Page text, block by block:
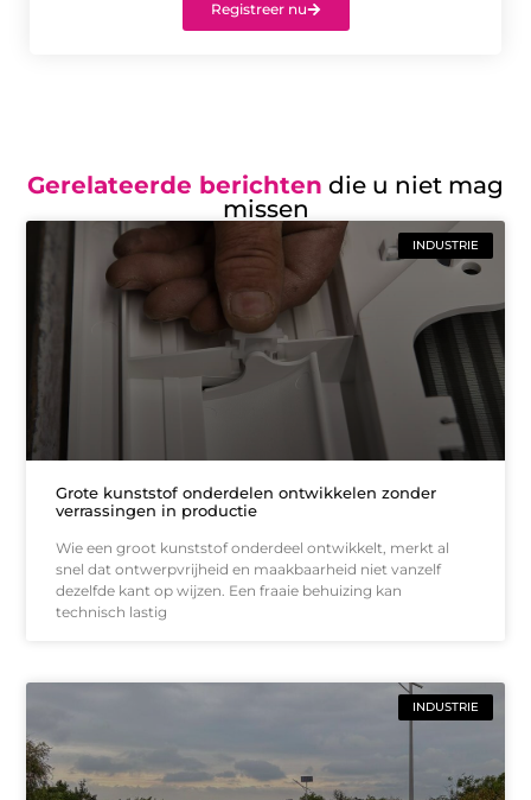
Registreer nu
Gerelateerde berichten die u niet mag
missen
INDUSTRIE
Grote kunststof onderdelen ontwikkelen zonder
verrassingen in productie
Wie een groot kunststof onderdeel ontwikkelt, merkt al
snel dat ontwerpvrijheid en maakbaarheid niet vanzelf
dezelfde kant op wijzen. Een fraaie behuizing kan
technisch lastig
INDUSTRIE